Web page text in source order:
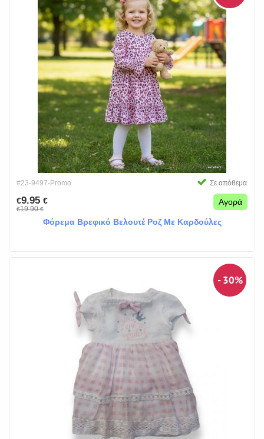
#23-9497-Promo Σε απόθεμα
€9.95 €
€19.90€
Αγορά
Φόρεμα Βρεφικό Βελουτέ Ροζ Με Καρδούλες
- 30%